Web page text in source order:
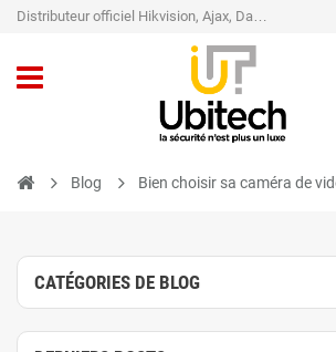
Distributeur officiel Hikvision, Ajax, Dahua, TP-Link - Caméra de vidéo surveillance - Alarme
Blog Bien choisir sa caméra de
CATÉGORIES DE BLOG